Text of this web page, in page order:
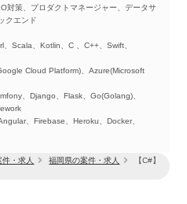
・求人 福岡県の案件・求人
【C#】
対策、プロダクトマネージャー、データサ
クエンド
Scala、Kotlin、C 、C++、Swift、
Cloud Platform)、Azure(Microsoft
、Django、Flask、Go(Golang)、
、Firebase、Heroku、Docker、